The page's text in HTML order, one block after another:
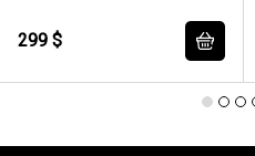
299 $